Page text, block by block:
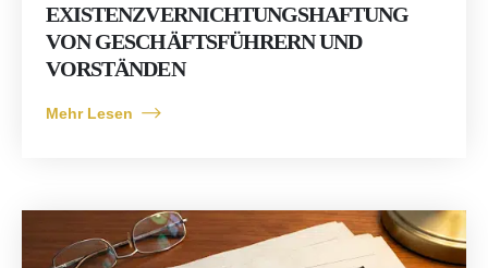
EXISTENZVERNICHTUNGSHAFTUNG
VON GESCHÄFTSFÜHRERN UND
VORSTÄNDEN
Mehr Lesen